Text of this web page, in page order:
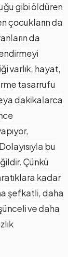
gibi öldüren
çocukların da
da
varlık, hayat,
tasarrufu
dakikalarca
bu
Çünkü
kadar
şefkatli, daha
ve daha